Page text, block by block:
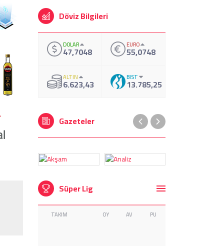
Döviz Bilgileri
DOLAR
47,7048 EURO
55,0748
ALTIN
6.623,43 BIST
13.785,25
Gazeteler
Süper Lig
TAKIM OY AV PU